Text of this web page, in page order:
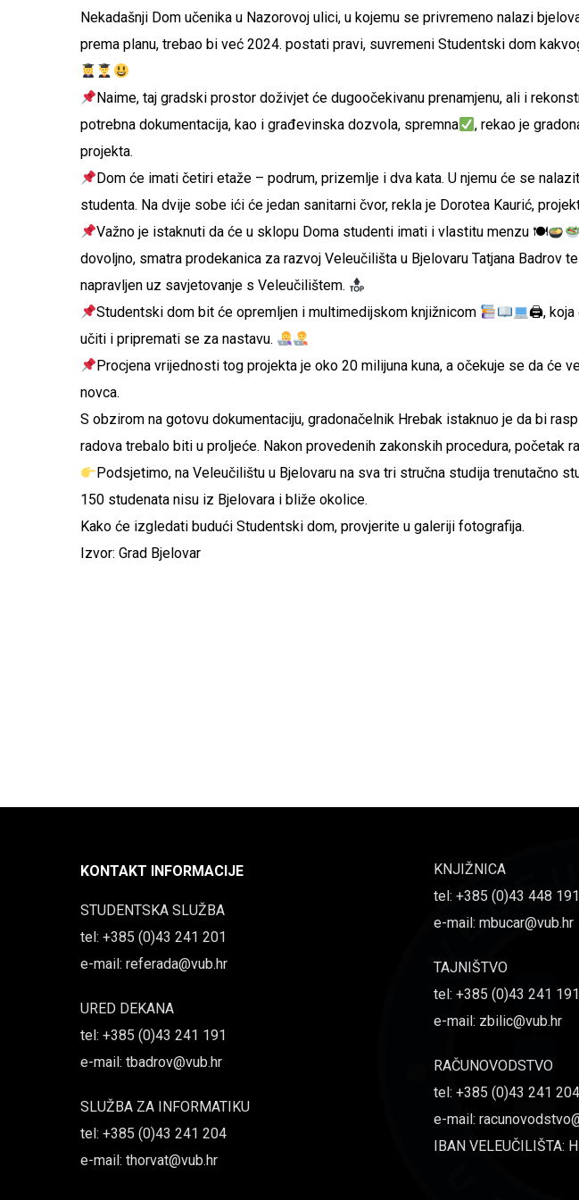
Nekadašnji Dom učenika u Nazorovoj ulici, u kojemu se privremeno nalazi
prema planu, trebao bi već 2024. postati pravi, suvremeni Studentski dom
Naime, taj gradski prostor doživjet će dugoočekivanu prenamjenu, ali i
potrebna dokumentacija, kao i građevinska dozvola, spremna
, rekao je
projekta.
Dom će imati četiri etaže – podrum, prizemlje i dva kata. U njemu će se
studenta. Na dvije sobe ići će jedan sanitarni čvor, rekla je Dorotea Kaurić,
Važno je istaknuti da će u sklopu Doma studenti imati i vlastitu menzu 🍽
dovoljno, smatra prodekanica za razvoj Veleučilišta u Bjelovaru Tatjana Badrov
napravljen uz savjetovanje s Veleučilištem.
Studentski dom bit će opremljen i multimedijskom knjižnicom
🖨, koja
učiti i pripremati se za nastavu.
Procjena vrijednosti tog projekta je oko 20 milijuna kuna, a očekuje se da će
novca.
S obzirom na gotovu dokumentaciju, gradonačelnik Hrebak istaknuo je da bi
radova trebalo biti u proljeće. Nakon provedenih zakonskih procedura, početak
Podsjetimo, na Veleučilištu u Bjelovaru na sva tri stručna studija trenutačno
150 studenata nisu iz Bjelovara i bliže okolice.
Kako će izgledati budući Studentski dom, provjerite u galeriji fotografija.
Izvor: Grad Bjelovar
KONTAKT INFORMACIJE
STUDENTSKA SLUŽBA
tel: +385 (0)43 241 201
e-mail: referada@vub.hr
URED DEKANA
tel: +385 (0)43 241 191
e-mail: tbadrov@vub.hr
SLUŽBA ZA INFORMATIKU
tel: +385 (0)43 241 204
e-mail: thorvat@vub.hr
KNJIŽNICA
tel: +385 (0)43 448 191
e-mail: mbucar@vub.hr
TAJNIŠTVO
tel: +385 (0)43 241 191
e-mail: zbilic@vub.hr
RAČUNOVODSTVO
tel: +385 (0)43 241 204
e-mail:
IBAN VELEUČILIŠTA: